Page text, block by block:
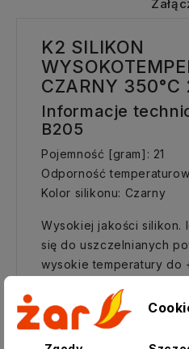
K2 SILIKON
CZARNY 350°C
Informacje
B205
Pojemność [gram]: 21
Odporność
Kolor silikonu: Czarny
Wysokiej jakości silikon.
się do uszczelnianych
wysokie temperatury do
Original Equipment
tradycyjne uszczelki:
filcowe, azbestowe i